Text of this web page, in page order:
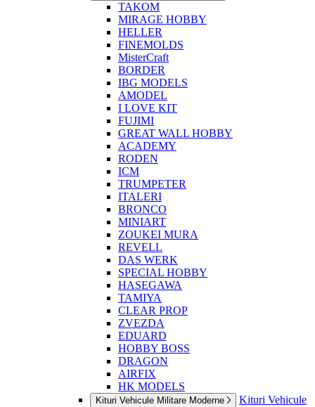
TAKOM
MIRAGE HOBBY
HELLER
FINEMOLDS
MisterCraft
BORDER
IBG MODELS
AMODEL
I LOVE KIT
FUJIMI
GREAT WALL HOBBY
ACADEMY
RODEN
ICM
TRUMPETER
ITALERI
BRONCO
MINIART
ZOUKEI MURA
REVELL
DAS WERK
SPECIAL HOBBY
HASEGAWA
TAMIYA
CLEAR PROP
ZVEZDA
EDUARD
HOBBY BOSS
DRAGON
AIRFIX
HK MODELS
Kituri Vehicule Militare Moderne
Kituri Vehicule